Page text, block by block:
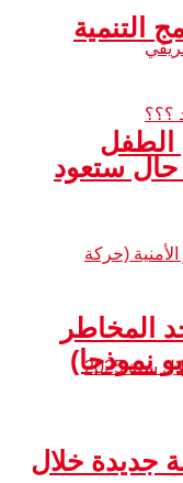
الطفل
مقاولة جديدة خلال
التنمية
حال ستعود
المخاطر
نموذجا)